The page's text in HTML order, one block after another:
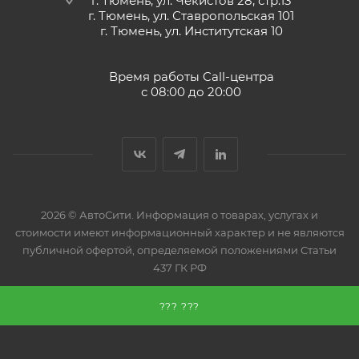
??? ???
Применение DGL SAE 75W-85 GL-5 обеспечивает:
Стабильную масляную пленку при высоких
Отличную устойчивость к сдвигу
г. Тюмень, ул. Ставропольская 101
г. Тюмень, ул. Институтская 10
Время работы Call-центра
с 08:00 до 20:00
2026 © АвтоСити. Информация о товарах, услугах и
стоимости имеют информационный характер и не являются
публичной офертой, определяемой положениями Статьи
437 ГК РФ